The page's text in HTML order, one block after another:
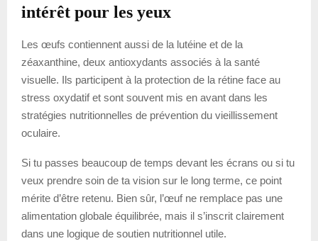
intérêt pour les yeux
Les œufs contiennent aussi de la lutéine et de la
zéaxanthine, deux antioxydants associés à la santé
visuelle. Ils participent à la protection de la rétine face au
stress oxydatif et sont souvent mis en avant dans les
stratégies nutritionnelles de prévention du vieillissement
oculaire.
Si tu passes beaucoup de temps devant les écrans ou si tu
veux prendre soin de ta vision sur le long terme, ce point
mérite d’être retenu. Bien sûr, l’œuf ne remplace pas une
alimentation globale équilibrée, mais il s’inscrit clairement
dans une logique de soutien nutritionnel utile.